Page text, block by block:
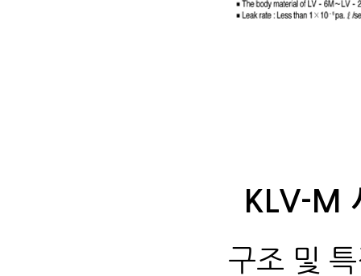
KLV-M
구조 및